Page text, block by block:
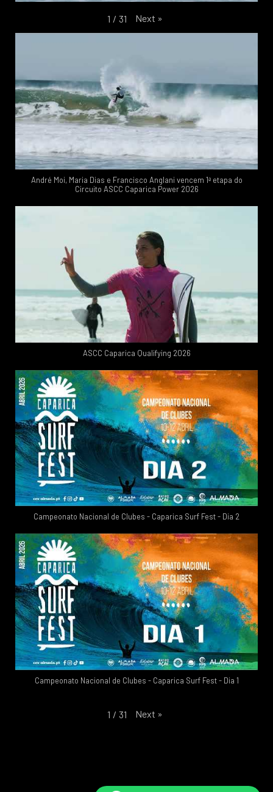
1 / 31 Next »
André Moi, Maria Dias e Francisco Anglani vencem 1ª etapa do
Circuito ASCC Caparica Power 2026
ASCC Caparica Qualifying 2026
Campeonato Nacional de Clubes - Caparica Surf Fest - Dia 2
Campeonato Nacional de Clubes - Caparica Surf Fest - Dia 1
1 / 31 Next »